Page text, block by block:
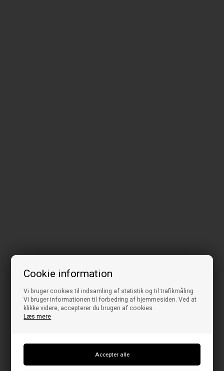
Cookie information
Vi bruger cookies til indsamling af statistik og til trafikmåling.
Vi bruger informationen til forbedring af hjemmesiden. Ved at
klikke videre, accepterer du brugen af cookies.
Læs mere